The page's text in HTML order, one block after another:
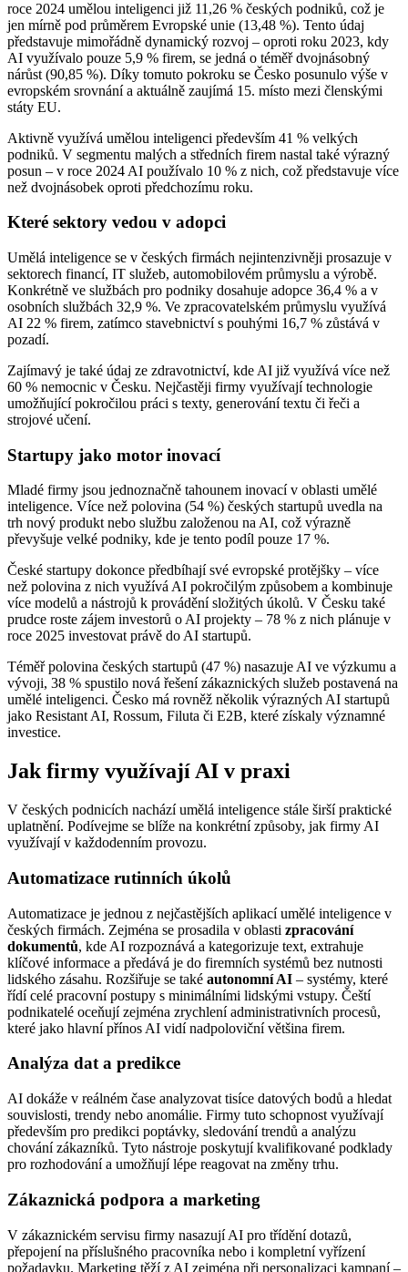
roce 2024 umělou inteligenci již 11,26 % českých podniků, což je
jen mírně pod průměrem Evropské unie (13,48 %). Tento údaj
představuje mimořádně dynamický rozvoj – oproti roku 2023, kdy
AI využívalo pouze 5,9 % firem, se jedná o téměř dvojnásobný
nárůst (90,85 %). Díky tomuto pokroku se Česko posunulo výše v
evropském srovnání a aktuálně zaujímá 15. místo mezi členskými
státy EU.
Aktivně využívá umělou inteligenci především 41 % velkých
podniků. V segmentu malých a středních firem nastal také výrazný
posun – v roce 2024 AI používalo 10 % z nich, což představuje více
než dvojnásobek oproti předchozímu roku.
Které sektory vedou v adopci
Umělá inteligence se v českých firmách nejintenzivněji prosazuje v
sektorech financí, IT služeb, automobilovém průmyslu a výrobě.
Konkrétně ve službách pro podniky dosahuje adopce 36,4 % a v
osobních službách 32,9 %. Ve zpracovatelském průmyslu využívá
AI 22 % firem, zatímco stavebnictví s pouhými 16,7 % zůstává v
pozadí.
Zajímavý je také údaj ze zdravotnictví, kde AI již využívá více než
60 % nemocnic v Česku. Nejčastěji firmy využívají technologie
umožňující pokročilou práci s texty, generování textu či řeči a
strojové učení.
Startupy jako motor inovací
Mladé firmy jsou jednoznačně tahounem inovací v oblasti umělé
inteligence. Více než polovina (54 %) českých startupů uvedla na
trh nový produkt nebo službu založenou na AI, což výrazně
převyšuje velké podniky, kde je tento podíl pouze 17 %.
České startupy dokonce předbíhají své evropské protějšky – více
než polovina z nich využívá AI pokročilým způsobem a kombinuje
více modelů a nástrojů k provádění složitých úkolů. V Česku také
prudce roste zájem investorů o AI projekty – 78 % z nich plánuje v
roce 2025 investovat právě do AI startupů.
Téměř polovina českých startupů (47 %) nasazuje AI ve výzkumu a
vývoji, 38 % spustilo nová řešení zákaznických služeb postavená na
umělé inteligenci. Česko má rovněž několik výrazných AI startupů
jako Resistant AI, Rossum, Filuta či E2B, které získaly významné
investice.
Jak firmy využívají AI v praxi
V českých podnicích nachází umělá inteligence stále širší praktické
uplatnění. Podívejme se blíže na konkrétní způsoby, jak firmy AI
využívají v každodenním provozu.
Automatizace rutinních úkolů
Automatizace je jednou z nejčastějších aplikací umělé inteligence v
českých firmách. Zejména se prosadila v oblasti zpracování
dokumentů, kde AI rozpoznává a kategorizuje text, extrahuje
klíčové informace a předává je do firemních systémů bez nutnosti
lidského zásahu. Rozšiřuje se také autonomní AI – systémy, které
řídí celé pracovní postupy s minimálními lidskými vstupy. Čeští
podnikatelé oceňují zejména zrychlení administrativních procesů,
které jako hlavní přínos AI vidí nadpoloviční většina firem.
Analýza dat a predikce
AI dokáže v reálném čase analyzovat tisíce datových bodů a hledat
souvislosti, trendy nebo anomálie. Firmy tuto schopnost využívají
především pro predikci poptávky, sledování trendů a analýzu
chování zákazníků. Tyto nástroje poskytují kvalifikované podklady
pro rozhodování a umožňují lépe reagovat na změny trhu.
Zákaznická podpora a marketing
V zákaznickém servisu firmy nasazují AI pro třídění dotazů,
přepojení na příslušného pracovníka nebo i kompletní vyřízení
požadavku. Marketing těží z AI zejména při personalizaci kampaní –